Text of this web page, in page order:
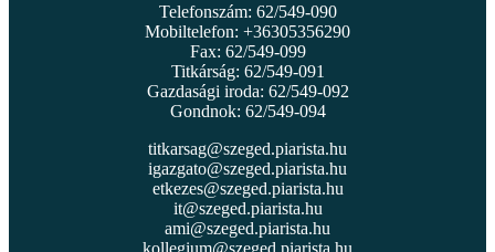
Telefonszám: 62/549-090
Mobiltelefon: +36305356290
Fax: 62/549-099
Titkárság: 62/549-091
Gazdasági iroda: 62/549-092
Gondnok: 62/549-094
titkarsag@szeged.piarista.hu
igazgato@szeged.piarista.hu
etkezes@szeged.piarista.hu
it@szeged.piarista.hu
ami@szeged.piarista.hu
kollegium@szeged.piarista.hu